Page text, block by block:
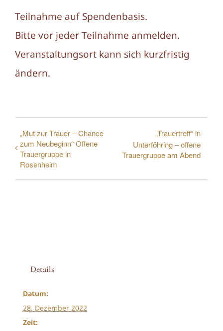
Teilnahme auf Spendenbasis.
Bitte vor jeder Teilnahme anmelden.
Veranstaltungsort kann sich kurzfristig
ändern.
„Mut zur Trauer – Chance
zum Neubeginn“ Offene
Trauergruppe in
Rosenheim
„Trauertreff“ in
Unterföhring – offene
Trauergruppe am Abend
Details
Datum:
28. Dezember 2022
Zeit: